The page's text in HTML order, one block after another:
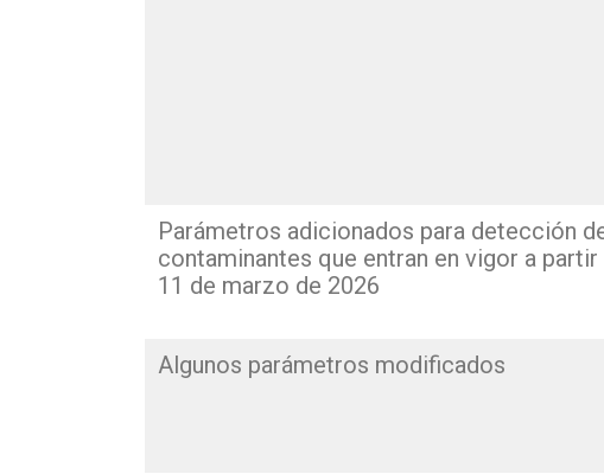
Parámetros adicionados para detección
contaminantes que entran en vigor a partir
11 de marzo de 2026
Algunos parámetros modificados